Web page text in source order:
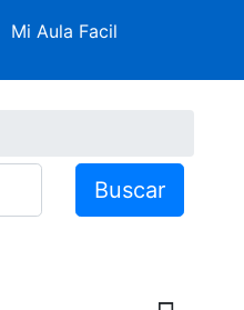
Mi Aula Facil
Buscar